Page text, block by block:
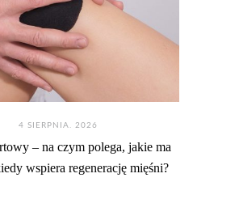
4 SIERPNIA. 2026
– na czym polega, jakie ma
wspiera regenerację mięśni?